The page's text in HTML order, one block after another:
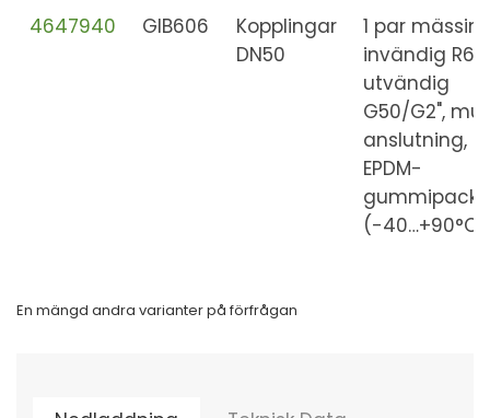
4647940 GIB606
Kopplingar
DN50
1 par
invändig R65,
utvändig
G50/G2",
anslutning,
EPDM-
(-40…+90°C)
En mängd andra varianter på förfrågan